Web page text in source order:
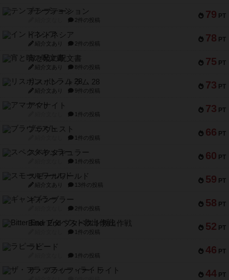
79 PT
テンプテーション
2件の投稿
78 PT
インドネシア
紹介文あり 2件の投稿
75 PT
宵と暁の呪文書
紹介文あり 8件の投稿
73 PT
リスボン・トラム 28
紹介文あり 9件の投稿
73 PT
アマナイト
1件の投稿
66 PT
ブラヴェスト
1件の投稿
60 PT
スペクタキュラー
1件の投稿
59 PT
スモールワールド
紹介文あり 13件の投稿
58 PT
ギャンブラー
2件の投稿
52 PT
Bitter End ブタペスト救出作戦
1件の投稿
46 PT
ラピード
1件の投稿
44 PT
ザ・フラッフィー・ライト